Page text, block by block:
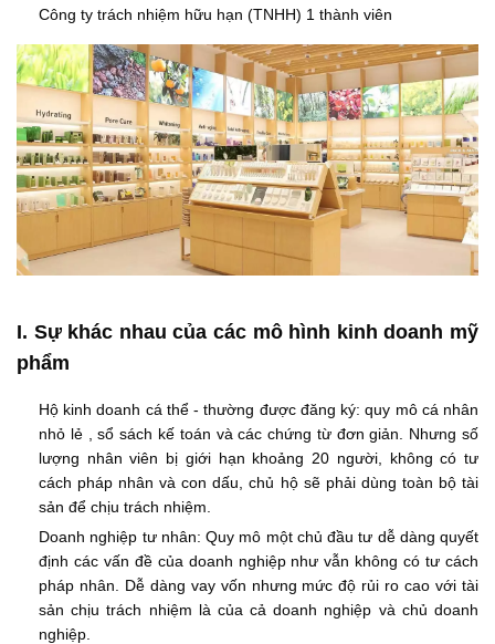
Công ty trách nhiệm hữu hạn (TNHH) 1 thành viên
I. Sự khác nhau của các mô hình kinh doanh mỹ
phẩm
Hộ kinh doanh cá thể - thường được đăng ký: quy mô cá nhân
nhỏ lẻ , sổ sách kế toán và các chứng từ đơn giản. Nhưng số
lượng nhân viên bị giới hạn khoảng 20 người, không có tư
cách pháp nhân và con dấu, chủ hộ sẽ phải dùng toàn bộ tài
sản để chịu trách nhiệm.
Doanh nghiệp tư nhân: Quy mô một chủ đầu tư dễ dàng quyết
định các vấn đề của doanh nghiệp như vẫn không có tư cách
pháp nhân. Dễ dàng vay vốn nhưng mức độ rủi ro cao với tài
sản chịu trách nhiệm là của cả doanh nghiệp và chủ doanh
nghiệp.